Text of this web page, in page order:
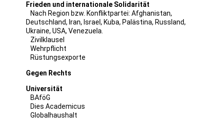
Frieden und internationale Solidarität
Nach Region bzw. Konfliktpartei: Afghanistan,
Deutschland, Iran, Israel , Kuba, Palästina, Russland,
Ukraine, USA, Venezuela
Zivilklausel
Wehrpflicht
Rüstungsexporte
Gegen Rechts
Universität
BAföG
Dies Academicus
Globalhaushalt